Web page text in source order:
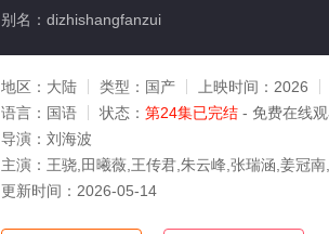
别名：dizhishangfanzui
地区： 大陆 类型： 国产 上映时间： 2026
语言： 国语 状态： 第24集已完结 - 免费在线
导演： 刘海波
主演： 王骁,田曦薇,王传君,朱云峰,张瑞涵,姜冠
更新时间： 2026-05-14